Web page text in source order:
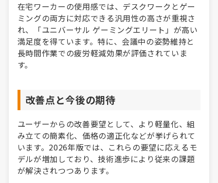
在宅ワーカーの使用感では、デスクワークとゲー
ミングの両方に対応できる汎用性の高さが重視さ
れ、「ユニバーサル ゲーミングエリート」が高い
満足度を得ています。特に、会議中の姿勢維持と
長時間作業での疲労軽減効果が評価されていま
す。
改善点と今後の期待
ユーザーからの改善要望として、より軽量化、組
み立ての簡素化、価格の適正化などが挙げられて
います。2026年版では、これらの要望に応えるモ
デルが増加しており、技術進歩により従来の課題
が解決されつつあります。